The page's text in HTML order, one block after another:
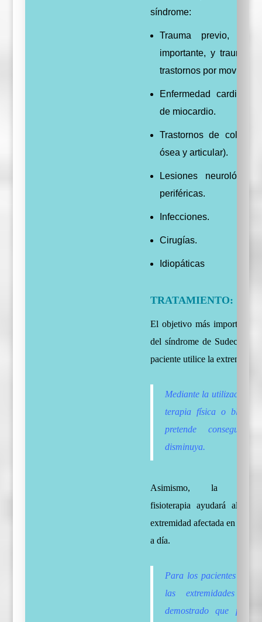
síndrome:
Trauma previo,
importante, y trauma
trastornos por
Enfermedad
de miocardio.
Trastornos de
ósea y articular).
Lesiones
periféricas.
Infecciones.
Cirugías.
Idiopáticas
TRATAMIENTO:
El objetivo más importante
del síndrome de Sudeck es
paciente utilice la extremidad
Mediante la utilización
terapia física o
pretende
disminuya.
Asimismo, la
fisioterapia ayudará al
extremidad afectada en sus
a día.
Para los pacientes que
las extremidades
demostrado que